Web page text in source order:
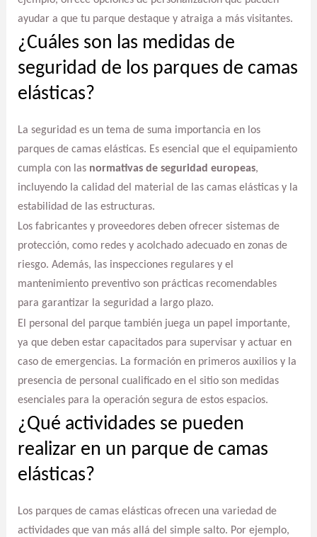
ayudar a que tu parque destaque y atraiga a más visitantes.
¿Cuáles son las medidas de
seguridad de los parques de camas
elásticas?
La seguridad es un tema de suma importancia en los
parques de camas elásticas. Es esencial que el equipamiento
cumpla con las normativas de seguridad europeas,
incluyendo la calidad del material de las camas elásticas y la
estabilidad de las estructuras.
Los fabricantes y proveedores deben ofrecer sistemas de
protección, como redes y acolchado adecuado en zonas de
riesgo. Además, las inspecciones regulares y el
mantenimiento preventivo son prácticas recomendables
para garantizar la seguridad a largo plazo.
El personal del parque también juega un papel importante,
ya que deben estar capacitados para supervisar y actuar en
caso de emergencias. La formación en primeros auxilios y la
presencia de personal cualificado en el sitio son medidas
esenciales para la operación segura de estos espacios.
¿Qué actividades se pueden
realizar en un parque de camas
elásticas?
Los parques de camas elásticas ofrecen una variedad de
actividades que van más allá del simple salto. Por ejemplo,